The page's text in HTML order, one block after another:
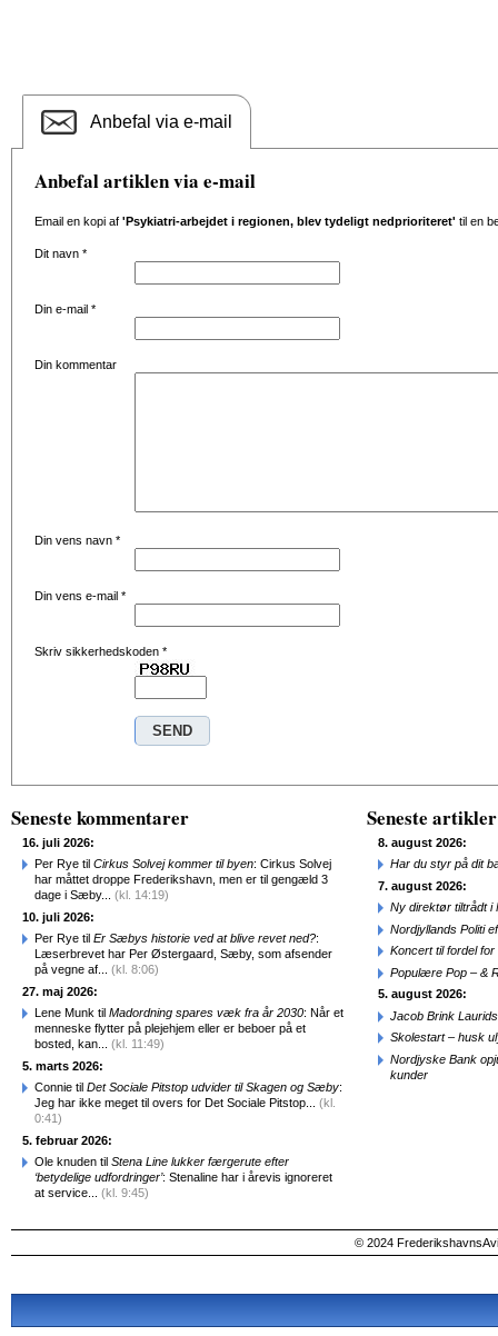
Anbefal via e-mail
Anbefal artiklen via e-mail
Email en kopi af 'Psykiatri-arbejdet i regionen, blev tydeligt nedprioriteret' til en
Dit navn *
Din e-mail *
Din kommentar
Din vens navn *
Din vens e-mail *
Skriv sikkerhedskoden *
Seneste kommentarer
16. juli 2026:
Per Rye til Cirkus Solvej kommer til byen: Cirkus Solvej
har måttet droppe Frederikshavn, men er til gengæld 3
dage i Sæby... (kl. 14:19)
10. juli 2026:
Per Rye til Er Sæbys historie ved at blive revet ned?:
Læserbrevet har Per Østergaard, Sæby, som afsender
på vegne af... (kl. 8:06)
27. maj 2026:
Lene Munk til Madordning spares væk fra år 2030: Når et
menneske flytter på plejehjem eller er beboer på et
bosted, kan... (kl. 11:49)
5. marts 2026:
Connie til Det Sociale Pitstop udvider til Skagen og Sæby:
Jeg har ikke meget til overs for Det Sociale Pitstop... (kl.
0:41)
5. februar 2026:
Ole knuden til Stena Line lukker færgerute efter
‘betydelige udfordringer’: Stenaline har i årevis ignoreret
at service... (kl. 9:45)
Seneste artikler
8. august 2026:
Har du styr på dit
7. august 2026:
Ny direktør tiltrådt i
Nordjyllands Politi
Koncert til fordel
Populære Pop – &
5. august 2026:
Jacob Brink
Skolestart – husk
Nordjyske Bank
kunder
© 2024